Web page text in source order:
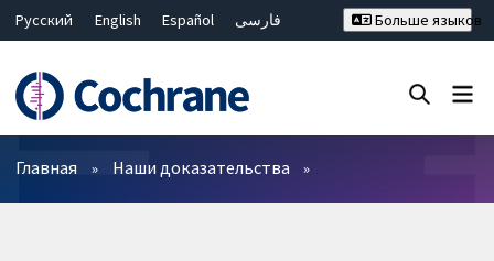
Русский English Español
فارسی
Bahasa Malaysia
ไทย
繁體中文
简体中文
Больше языков
Фильтры
Главная Наши доказательства